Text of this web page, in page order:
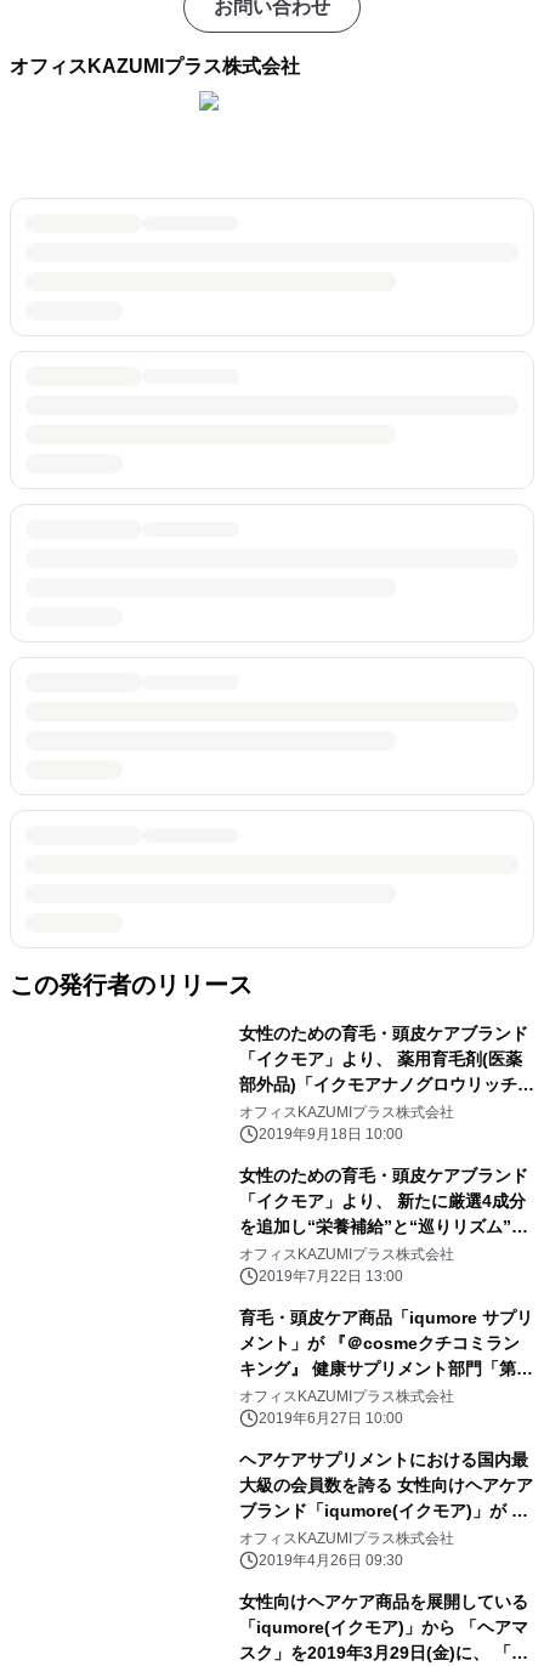
お問い合わせ
オフィスKAZUMIプラス株式会社
この発行者のリリース
女性のための育毛・頭皮ケアブランド
「イクモア」より、 薬用育毛剤(医薬
部外品)「イクモアナノグロウリッチ」
を 2019年9月17日(火)に販売開始！
オフィスKAZUMIプラス株式会社
2019年9月18日 10:00
女性のための育毛・頭皮ケアブランド
「イクモア」より、 新たに厳選4成分
を追加し“栄養補給”と“巡りリズム”を
さらにグレードアップした14成分配合
サプリメントの 「イクモアプレミアム
オフィスKAZUMIプラス株式会社
2019年7月22日 13:00
育毛・頭皮ケア商品「iqumore サプリ
メント」が 『＠cosmeクチコミラン
キング』 健康サプリメント部門「第1
位」を受賞！
オフィスKAZUMIプラス株式会社
2019年6月27日 10:00
ヘアケアサプリメントにおける国内最
大級の会員数を誇る 女性向けヘアケア
ブランド「iqumore(イクモア)」が 韓
国最大級の複数モールで越境販売を開
始！
オフィスKAZUMIプラス株式会社
2019年4月26日 09:30
女性向けヘアケア商品を展開している
「iqumore(イクモア)」から 「ヘアマ
スク」を2019年3月29日(金)に、 「ハ